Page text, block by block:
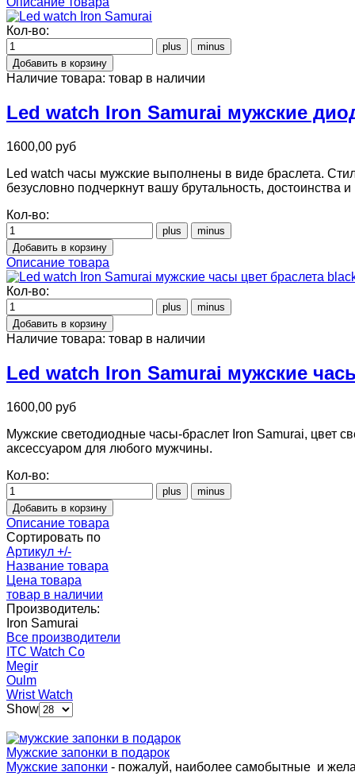
Кол-во:
Наличие товара: товар в наличии
Led watch Iron Samurai мужские
1600,00 руб
Led watch часы мужские выполнены в виде браслета.
безусловно подчеркнут вашу брутальность, достоинства
Кол-во:
Описание товара
Кол-во:
Наличие товара: товар в наличии
Led watch Iron Samurai мужские
1600,00 руб
Мужские светодиодные часы-браслет Iron Samurai, цвет
аксессуаром для любого мужчины.
Кол-во:
Описание товара
Сортировать по
Артикул +/-
Название товара
Цена товара
товар в наличии
Производитель:
Iron Samurai
Все производители
ITC Watch Co
Megir
Oulm
Wrist Watch
Show
Мужские запонки в подарок
Мужские запонки - пожалуй, наиболее самобытные и